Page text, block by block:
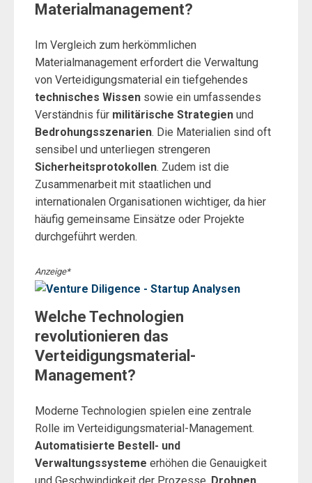
Materialmanagement?
Im Vergleich zum herkömmlichen
Materialmanagement erfordert die Verwaltung
von Verteidigungsmaterial ein tiefgehendes
technisches Wissen sowie ein umfassendes
Verständnis für militärische Strategien und
Bedrohungsszenarien. Die Materialien sind oft
sensibel und unterliegen strengeren
Sicherheitsprotokollen. Zudem ist die
Zusammenarbeit mit staatlichen und
internationalen Organisationen wichtiger, da hier
häufig gemeinsame Einsätze oder Projekte
durchgeführt werden.
Anzeige*
Welche Technologien
revolutionieren das
Verteidigungsmaterial-
Management?
Moderne Technologien spielen eine zentrale
Rolle im Verteidigungsmaterial-Management.
Automatisierte Bestell- und
Verwaltungssysteme erhöhen die Genauigkeit